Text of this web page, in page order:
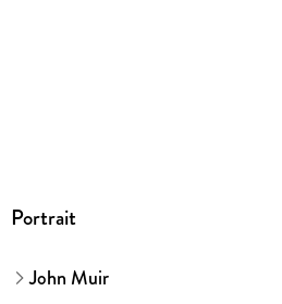
Portrait
John Muir